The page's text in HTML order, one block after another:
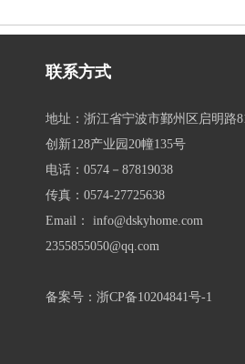
地址：浙江省宁波市鄞州区启明路
创新128产业园20幢135号
电话：0574－87819038
传真：0574-27725638
Email： info@dskyhome.com
2355855050@qq.com
备案号：浙CP备10204841号-1
联系方式